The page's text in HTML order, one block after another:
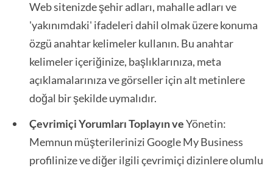
Web sitenizde şehir adları, mahalle adları ve
'yakınımdaki' ifadeleri dahil olmak üzere konuma
özgü anahtar kelimeler kullanın. Bu anahtar
kelimeler içeriğinize, başlıklarınıza, meta
açıklamalarınıza ve görseller için alt metinlere
doğal bir şekilde uymalıdır.
Çevrimiçi Yorumları Toplayın veYönetin:
Memnun müşterilerinizi Google My Business
profilinize ve diğer ilgili çevrimiçi dizinlere olumlu